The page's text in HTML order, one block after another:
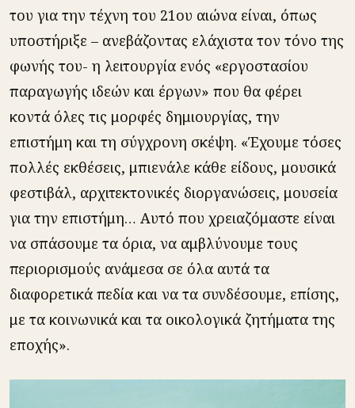
του για την τέχνη του 21ου αιώνα είναι, όπως
υποστήριξε – ανεβάζοντας ελάχιστα τον τόνο της
φωνής του- η λειτουργία ενός «εργοστασίου
παραγωγής ιδεών και έργων» που θα φέρει
κοντά όλες τις μορφές δημιουργίας, την
επιστήμη και τη σύγχρονη σκέψη. «Έχουμε τόσες
πολλές εκθέσεις, μπιενάλε κάθε είδους, μουσικά
φεστιβάλ, αρχιτεκτονικές διοργανώσεις, μουσεία
για την επιστήμη… Αυτό που χρειαζόμαστε είναι
να σπάσουμε τα όρια, να αμβλύνουμε τους
περιορισμούς ανάμεσα σε όλα αυτά τα
διαφορετικά πεδία και να τα συνδέσουμε, επίσης,
με τα κοινωνικά και τα οικολογικά ζητήματα της
εποχής».